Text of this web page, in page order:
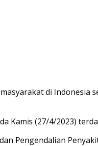
di
Kamis (27/4/2023)
Pengendalian